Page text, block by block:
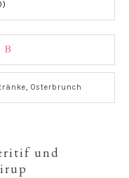
, Osterbrunch
und